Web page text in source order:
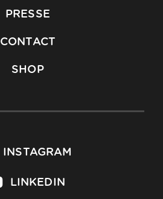
PRESSE
CONTACT
SHOP
INSTAGRAM
LINKEDIN